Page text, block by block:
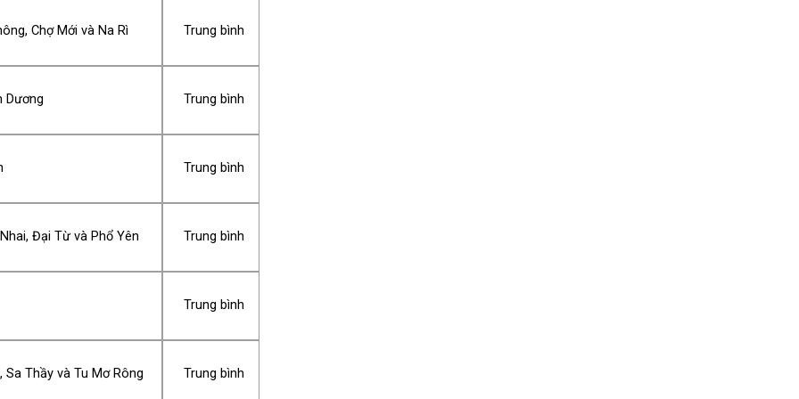
Chợ Mới và Na Rì Trung bình
Dương Trung bình
Trung bình
Đại Từ và Phổ Yên Trung bình
Trung bình
Thầy và Tu Mơ Rông Trung bình